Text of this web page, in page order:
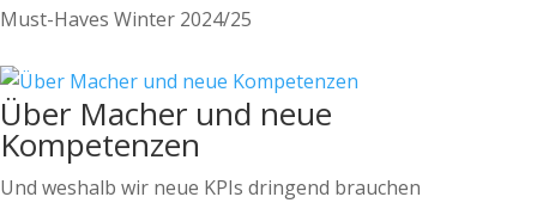
Must-Haves Winter 2024/25
Über Macher und neue
Kompetenzen
Und weshalb wir neue KPIs dringend brauchen